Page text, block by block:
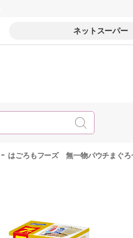
ネットスーパー
- はごろもフーズ 無一物パウチまぐ